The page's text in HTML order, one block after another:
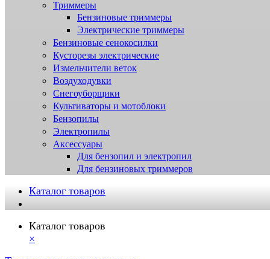
Триммеры
Бензиновые триммеры
Электрические триммеры
Бензиновые сенокосилки
Кусторезы электрические
Измельчители веток
Воздуходувки
Снегоуборщики
Культиваторы и мотоблоки
Бензопилы
Электропилы
Аксессуары
Для бензопил и электропил
Для бензиновых триммеров
Каталог товаров
Каталог товаров
×